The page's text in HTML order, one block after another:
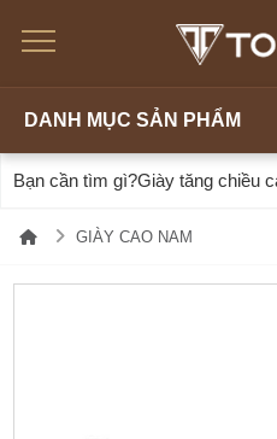
DANH MỤC SẢN PHẨM
GIÀY CAO NAM